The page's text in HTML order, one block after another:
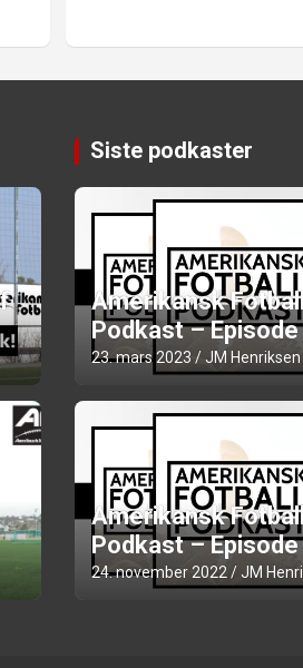
Siste podkaster
Amerikansk
Podkast –
23. mars 2023 JM Henriksen
Amerikansk
Podkast –
24. november 2022 JM